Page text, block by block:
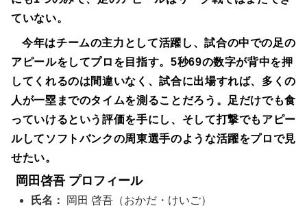
ていない。
今年はチームの主力として活躍し、試合の中での足の
アピールをしてプロを目指す。5秒69の数字が背中を押
してくれるのは間違いなく、試合に出場すれば、多くの
人が一塁までのタイムを測ることだろう。足だけでも食
っていけるという評価を手にし、そして打撃でもアピー
ルしてソフトバンクの周東選手のような活躍をプロで見
せたい。
岡田啓吾 プロフィール
氏名： 岡田 啓吾（おかだ・けいご）